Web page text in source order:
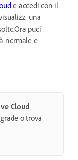
e accedi con il
una
puoi
normale e
Cloud
o trova